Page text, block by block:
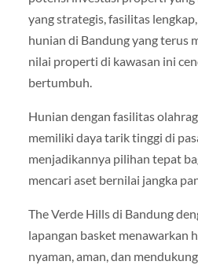
yang strategis, fasilitas
hunian di Bandung yang terus
nilai properti di kawasan ini
bertumbuh.
Hunian dengan fasilitas
memiliki daya tarik tinggi di
menjadikannya pilihan tepat
mencari aset bernilai jangka
The Verde Hills di Bandung
lapangan basket menawarkan
nyaman, aman, dan